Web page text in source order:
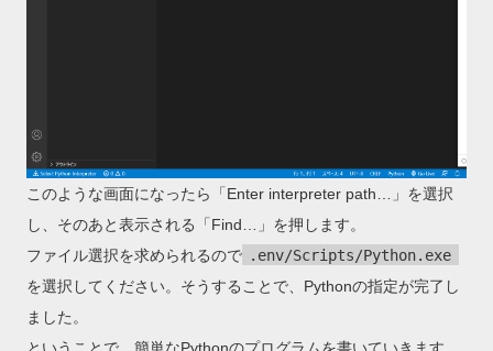
このような画面になったら「Enter interpreter path…」を選択
し、そのあと表示される「Find…」を押します。
ファイル選択を求められるので .env/Scripts/Python.exe
を選択してください。そうすることで、Pythonの指定が完了し
ました。
ということで、簡単なPythonのプログラムを書いていきます。